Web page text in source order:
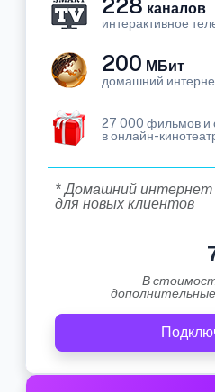
228 каналов
интерактивное
200 МБит
домашний
27 000 фильмов и
в онлайн-
* Домашний интернет
для новых клиентов
В
дополнительные